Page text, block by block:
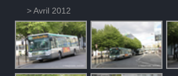
> Avril 2012